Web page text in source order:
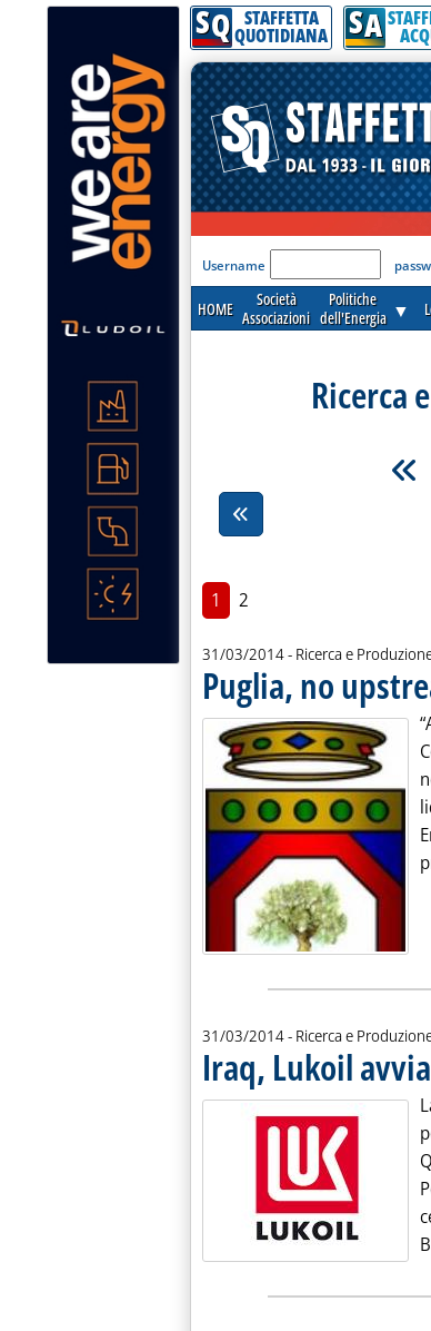
SQ STAFFETTA
QUOTIDIANA SA
'Modulo Login per
Username
HOME
Società
Associazioni
Politiche
dell'Energia ▼
Ricerca
1 2
31/03/2014- Ricerca e
Puglia, no
31/03/2014- Ricerca e
Iraq, Lukoil